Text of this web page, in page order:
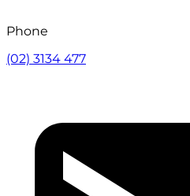
Phone
(02) 3134 477